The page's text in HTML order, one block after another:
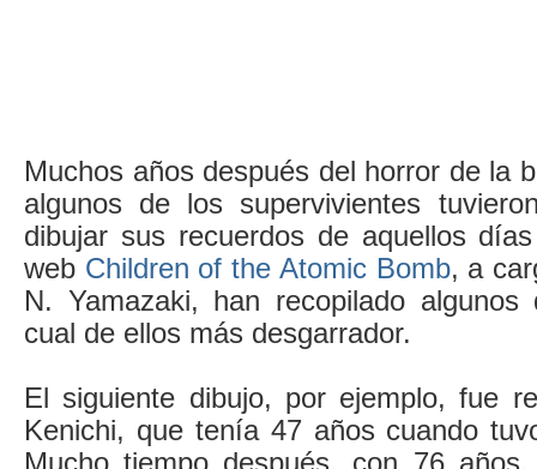
Muchos años después del horror de la
algunos de los supervivientes
dibujar sus recuerdos de aquellos
web Children of the Atomic Bomb, a
N. Yamazaki, han recopilado
cual de ellos más desgarrador.
El siguiente dibujo, por ejemplo, fue
Kenichi, que tenía 47 años cuando
Mucho tiempo después, con 76